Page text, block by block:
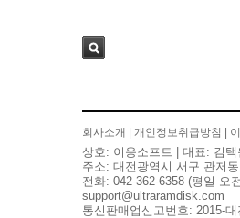
회사소개 개인정보취급방침
상호: 이응소프트 | 대표: 김
주소: 대전광역시 서구 관저
전화: 042-362-6358 (평일 오
support@ultraramdisk.com
통신판매업신고번호: 2015-